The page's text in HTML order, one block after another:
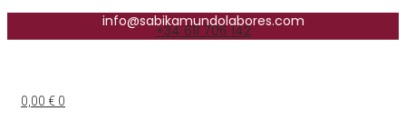
info@sabikamundolabores.com
+34 611 706 142
0,00 € 0